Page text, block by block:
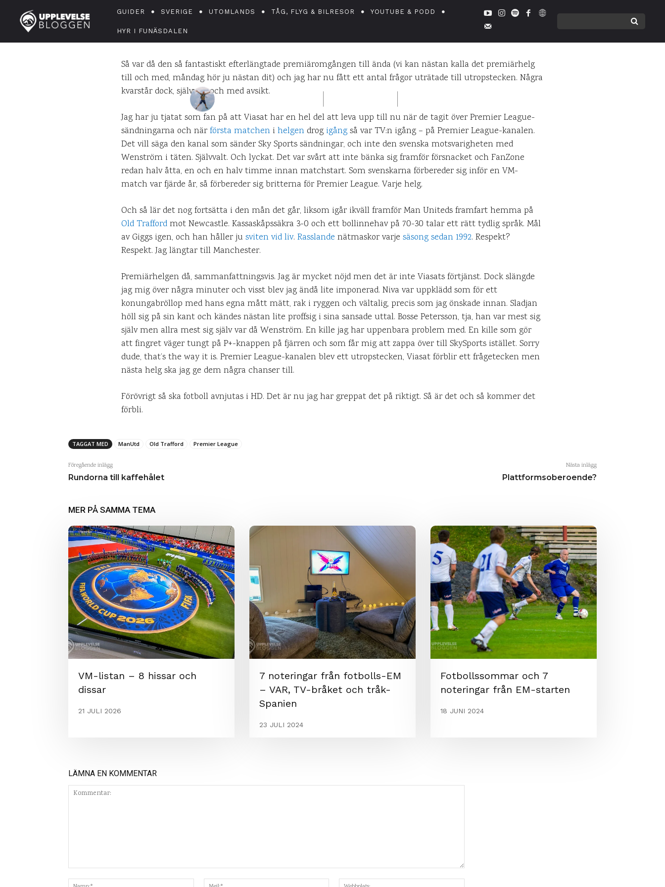
GUIDER SVERIGE UTOMLANDS TÅG, FLYG & BILRESOR YOUTUBE & PODD
HYR I FUNÄSDALEN
konungabröllop
Så var då den så fantastiskt efterlängtade premiäromgången till ända (vi kan nästan kalla det premiärhelg
till och med, måndag hör ju nästan dit) och jag har nu fått ett antal frågor uträtade till utropstecken. Några
kvarstår dock, självvalt och med avsikt.
Jag har ju tjatat som fan på att Viasat har en hel del att leva upp till nu när de tagit över Premier League-
sändningarna och närförsta matchenihelgendrog igångså var TV:n igång – på Premier League-kanalen.
Det vill säga den kanal som sänder Sky Sports sändningar, och inte den svenska motsvarigheten med
Wenström i täten. Självvalt. Och lyckat. Det var svårt att inte bänka sig framför försnacket och FanZone
redan halv åtta, en och en halv timme innan matchstart. Som svenskarna förbereder sig inför en VM-
match var fjärde år, så förbereder sig britterna för Premier League. Varje helg.
Och så lär det nog fortsätta i den mån det går, liksom igår ikväll framför Man Uniteds framfart hemma på
Old Traffordmot Newcastle. Kassaskåpssäkra 3-0 och ett bollinnehav på 70-30 talar ett rätt tydlig språk. Mål
av Giggs igen, och han håller jusviten vid liv. Rasslande nätmaskor varje säsong sedan 1992. Respekt?
Respekt. Jag längtar till Manchester.
Premiärhelgen då, sammanfattningsvis. Jag är mycket nöjd men det är inte Viasats förtjänst. Dock slängde
jag mig över några minuter och visst blev jag ändå lite imponerad. Niva var uppklädd som för ett
konungabröllop med hans egna mått mätt, rak i ryggen och vältalig, precis som jag önskade innan. Sladjan
höll sig på sin kant och kändes nästan lite proffsig i sina sansade uttal. Bosse Petersson, tja, han var mest sig
själv men allra mest sig själv var då Wenström. En kille jag har uppenbara problem med. En kille som gör
att fingret väger tungt på P+-knappen på fjärren och som får mig att zappa över till SkySports istället. Sorry
dude, that’s the way it is. Premier League-kanalen blev ett utropstecken, Viasat förblir ett frågetecken men
nästa helg ska jag ge dem några chanser till.
Förövrigt så ska fotboll avnjutas i HD. Det är nu jag har greppat det på riktigt. Så är det och så kommer det
förbli.
TAGGAT MED ManUtd Old Trafford Premier League
Föregående inlägg
Rundorna till kaffehålet
Nästa inlägg
Plattformsoberoende?
MER PÅ SAMMA TEMA
VM-listan – 8 hissar och
dissar
21 JULI 2026
7 noteringar från fotbolls-EM
– VAR, TV-bråket och tråk-
Spanien
23 JULI 2024
Fotbollssommar och 7
noteringar från EM-starten
18 JUNI 2024
LÄMNA EN KOMMENTAR
Namn:*
Mejl:*